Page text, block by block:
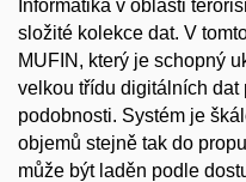
Informatika v oblasti
složité kolekce dat. V
MUFIN, který je schopný
velkou třídu digitálních dat
podobnosti. Systém je
objemů stejně tak do
může být laděn podle